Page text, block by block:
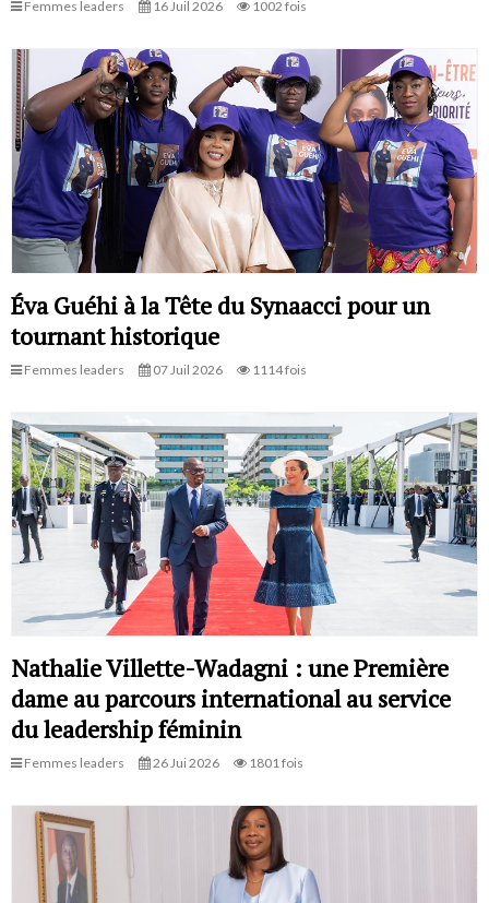
Femmes leaders 16 Juil 2026 1002 fois
Éva Guéhi à la Tête du Synaacci pour un
tournant historique
Femmes leaders 07 Juil 2026 1114 fois
Nathalie Villette-Wadagni : une Première
dame au parcours international au service
du leadership féminin
Femmes leaders 26 Jui 2026 1801 fois